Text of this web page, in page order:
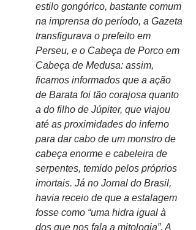
estilo gongórico, bastante comum
na imprensa do período, a Gazeta
transfigurava o prefeito em
Perseu, e o Cabeça de Porco em
Cabeça de Medusa: assim,
ficamos informados que a ação
de Barata foi tão corajosa quanto
a do filho de Júpiter, que viajou
até as proximidades do inferno
para dar cabo de um monstro de
cabeça enorme e cabeleira de
serpentes, temido pelos próprios
imortais. Já no Jornal do Brasil,
havia receio de que a estalagem
fosse como “uma hidra igual à
dos que nos fala a mitologia”. A